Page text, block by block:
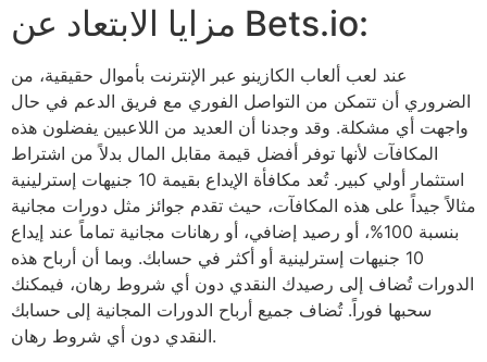
مزايا الابتعاد عن Bets.io:
عند لعب ألعاب الكازينو عبر الإنترنت بأموال حقيقية، من
الضروري أن تتمكن من التواصل الفوري مع فريق الدعم في حال
واجهت أي مشكلة. وقد وجدنا أن العديد من اللاعبين يفضلون هذه
المكافآت لأنها توفر أفضل قيمة مقابل المال بدلاً من اشتراط
استثمار أولي كبير. تُعد مكافأة الإيداع بقيمة 10 جنيهات إسترلينية
مثالاً جيداً على هذه المكافآت، حيث تقدم جوائز مثل دورات مجانية
بنسبة 100%، أو رصيد إضافي، أو رهانات مجانية تماماً عند إيداع
10 جنيهات إسترلينية أو أكثر في حسابك. وبما أن أرباح هذه
الدورات تُضاف إلى رصيدك النقدي دون أي شروط رهان، فيمكنك
سحبها فوراً. تُضاف جميع أرباح الدورات المجانية إلى حسابك
النقدي دون أي شروط رهان.